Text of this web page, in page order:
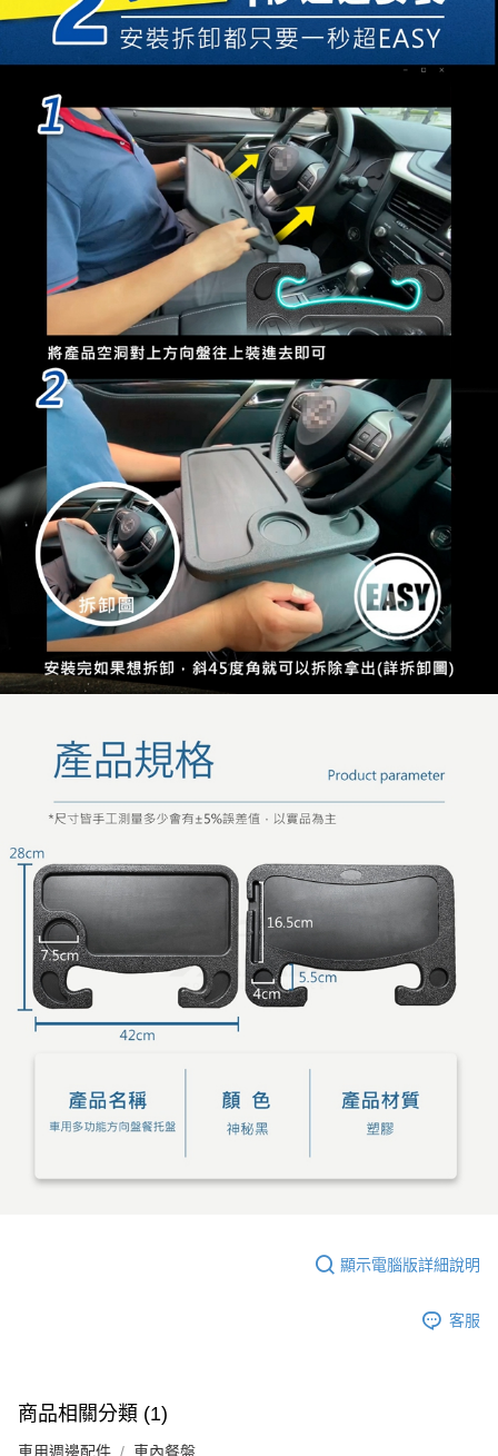
顯示電腦版詳細說明
客服
商品相關分類 (1)
車用週邊配件 車內餐盤